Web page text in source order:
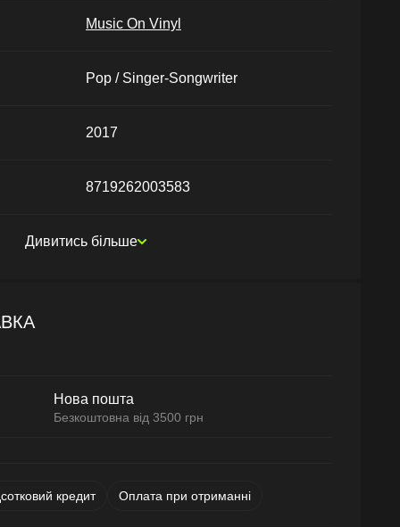
Music On Vinyl
Pop / Singer-Songwriter
2017
8719262003583
Дивитись більше
Нова пошта
Безкоштовна від 3500 грн
кредит Оплата при отриманні